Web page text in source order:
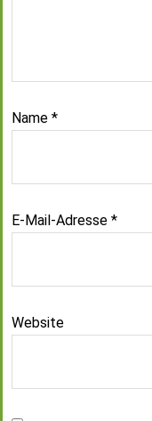
Name *
E-Mail-Adresse *
Website